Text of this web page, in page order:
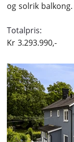
og solrik
Totalpris:
Kr 3.293.990,-